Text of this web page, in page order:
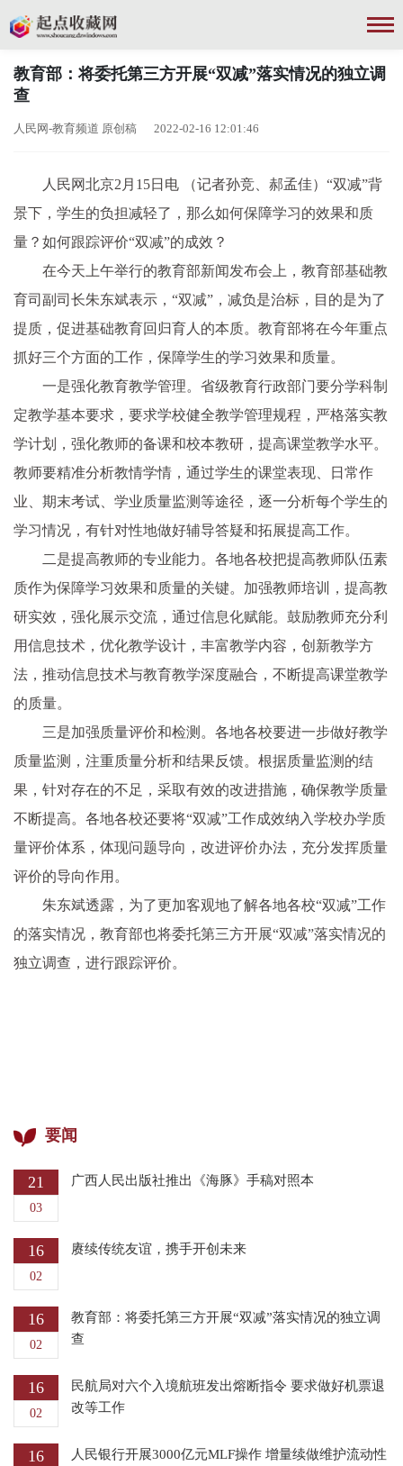
教育部：将委托第三方开展“双减”落实情况的独立调
查
人民网-教育频道 原创稿 2022-02-16 12:01:46
人民网北京2月15日电 （记者孙竞、郝孟佳）“双减”背
景下，学生的负担减轻了，那么如何保障学习的效果和质
量？如何跟踪评价“双减”的成效？
在今天上午举行的教育部新闻发布会上，教育部基础教
育司副司长朱东斌表示，“双减”，减负是治标，目的是为了
提质，促进基础教育回归育人的本质。教育部将在今年重点
抓好三个方面的工作，保障学生的学习效果和质量。
一是强化教育教学管理。省级教育行政部门要分学科制
定教学基本要求，要求学校健全教学管理规程，严格落实教
学计划，强化教师的备课和校本教研，提高课堂教学水平。
教师要精准分析教情学情，通过学生的课堂表现、日常作
业、期末考试、学业质量监测等途径，逐一分析每个学生的
学习情况，有针对性地做好辅导答疑和拓展提高工作。
二是提高教师的专业能力。各地各校把提高教师队伍素
质作为保障学习效果和质量的关键。加强教师培训，提高教
研实效，强化展示交流，通过信息化赋能。鼓励教师充分利
用信息技术，优化教学设计，丰富教学内容，创新教学方
法，推动信息技术与教育教学深度融合，不断提高课堂教学
的质量。
三是加强质量评价和检测。各地各校要进一步做好教学
质量监测，注重质量分析和结果反馈。根据质量监测的结
果，针对存在的不足，采取有效的改进措施，确保教学质量
不断提高。各地各校还要将“双减”工作成效纳入学校办学质
量评价体系，体现问题导向，改进评价办法，充分发挥质量
评价的导向作用。
朱东斌透露，为了更加客观地了解各地各校“双减”工作
的落实情况，教育部也将委托第三方开展“双减”落实情况的
独立调查，进行跟踪评价。
要闻
21
03
广西人民出版社推出《海豚》手稿对照本
16
02
赓续传统友谊，携手开创未来
16
02
教育部：将委托第三方开展“双减”落实情况的独立调
查
16
02
民航局对六个入境航班发出熔断指令 要求做好机票退
改等工作
16
人民银行开展3000亿元MLF操作 增量续做维护流动性